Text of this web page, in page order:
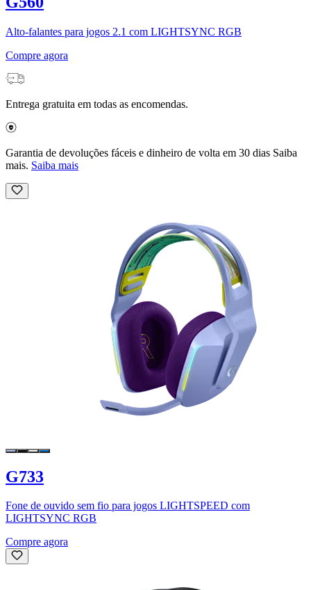
Alto-falantes para jogos 2.1 com LIGHTSYNC RGB
Compre agora
Entrega gratuita em todas as encomendas.
Garantia de devoluções fáceis e dinheiro de volta em 30 dias Saiba
mais. Saiba mais
G733
Fone de ouvido sem fio para jogos LIGHTSPEED com
LIGHTSYNC RGB
Compre agora